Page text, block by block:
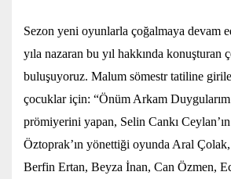
Sezon yeni oyunlarla çoğalmaya devam
yıla nazaran bu yıl hakkında konuşturan
buluşuyoruz. Malum sömestr tatiline
çocuklar için: “Önüm Arkam
prömiyerini yapan, Selin Cankı Ceylan’ın
Öztoprak’ın yönettiği oyunda Aral
Berfin Ertan, Beyza İnan, Can Özmen,